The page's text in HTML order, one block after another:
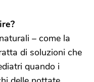
– come la
di soluzioni che
quando i